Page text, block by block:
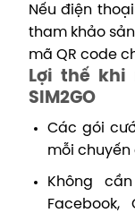
Nếu điện
tham khảo
mã QR code
Lợi thế khi
SIM2GO
Các gói
mỗi chuyến
Không